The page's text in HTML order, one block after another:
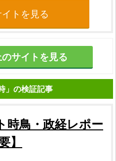
トを見る
サイトを見る
」の検証記事
時鳥・政経レポー
】